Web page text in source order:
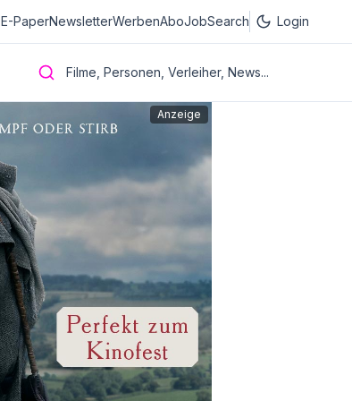
E-PaperNewsletterWerbenAboJobSearch Login
Filme, Personen, Verleiher, News...
Anzeige